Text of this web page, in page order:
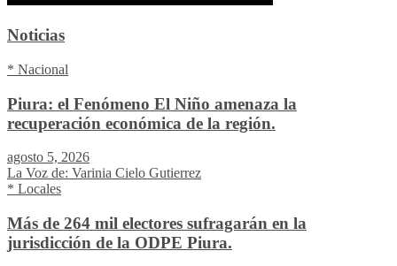
Noticias
* Nacional
Piura: el Fenómeno El Niño amenaza la
recuperación económica de la región.
agosto 5, 2026
La Voz de: Varinia Cielo Gutierrez
* Locales
Más de 264 mil electores sufragarán en la
jurisdicción de la ODPE Piura.